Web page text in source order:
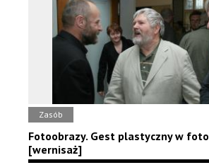
Zasób
Fotoobrazy. Gest plastyczny w
[wernisaż]